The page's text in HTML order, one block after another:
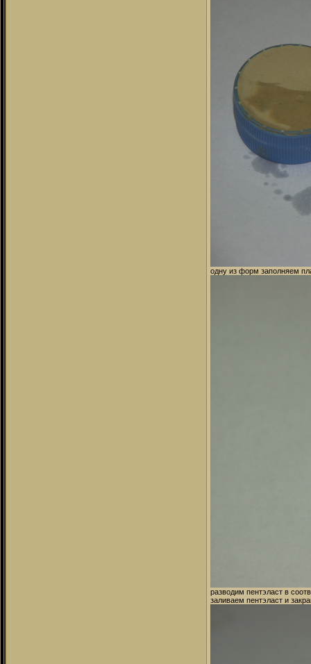
одну из форм заполняем
разводим пентэласт в
заливаем пентэласт и